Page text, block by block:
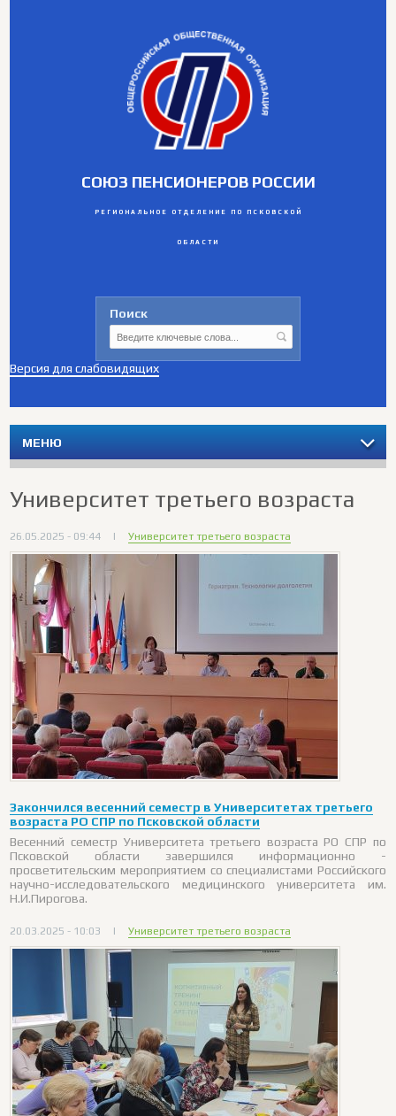
СОЮЗ ПЕНСИОНЕРОВ РОССИИ
РЕГИОНАЛЬНОЕ ОТДЕЛЕНИЕ ПО ПСКОВСКОЙ
ОБЛАСТИ
Поиск
Версия для слабовидящих
МЕНЮ
Университет третьего возраста
26.05.2025 - 09:44 | Университет третьего возраста
Закончился весенний семестр в Университетах третьего
возраста РО СПР по Псковской области
Весенний семестр Университета третьего возраста РО СПР по
Псковской области завершился информационно -
просветительским мероприятием со специалистами Российского
научно-исследовательского медицинского университета им.
Н.И.Пирогова.
20.03.2025 - 10:03 | Университет третьего возраста